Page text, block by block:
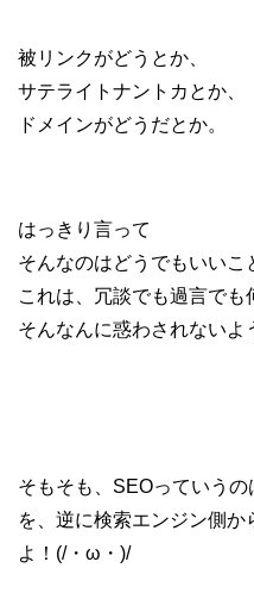
被リンクがどうとか、
サテライトナントカとか、
ドメインがどうだとか。
はっきり言って
そんなのはどうでもいいこ
これは、冗談でも過言でも
そんなんに惑わされないよ
そもそも、SEOっていうの
を、逆に検索エンジン側か
よ！(/・ω・)/